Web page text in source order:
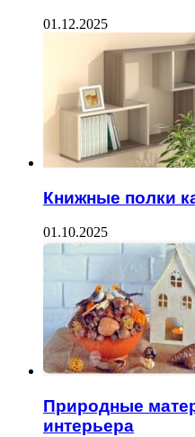
01.12.2025
Книжные полки
01.10.2025
Природные
интерьера